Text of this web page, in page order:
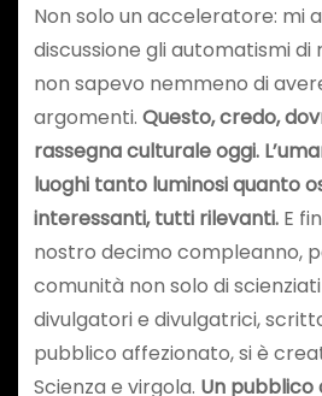
Non solo un acceleratore: mi
discussione gli automatismi
non sapevo nemmeno di
argomenti. Questo, credo,
rassegna culturale oggi.
luoghi tanto luminosi quanto
interessanti, tutti rilevanti.E
nostro decimo compleanno,
comunità non solo di
divulgatori e divulgatrici,
pubblico affezionato, si è
Scienza e virgola. Un pubblico